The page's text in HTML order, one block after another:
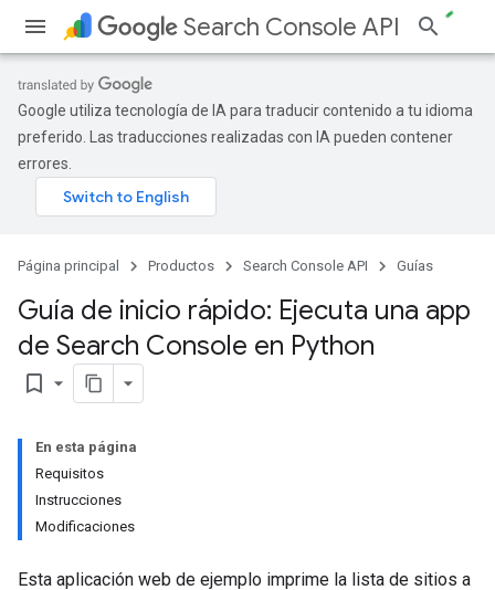
Search Console API
Google utiliza tecnología de IA para traducir contenido a tu idioma
preferido. Las traducciones realizadas con IA pueden contener
errores.
Página principal Productos Search Console API Guías
Guía de inicio rápido: Ejecuta una app
de Search Console en Python
bookmark_border
En esta página
Requisitos
Instrucciones
Modificaciones
Esta aplicación web de ejemplo imprime la lista de sitios a